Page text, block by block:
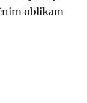
oblikam